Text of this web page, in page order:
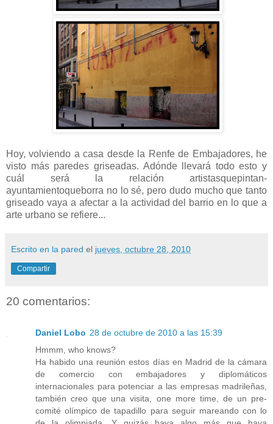
Hoy, volviendo a casa desde la Renfe de Embajadores, he
visto más paredes griseadas. Adónde llevará todo esto y
cuál será la relación artistasquepintan-
ayuntamientoqueborra no lo sé, pero dudo mucho que tanto
griseado vaya a afectar a la actividad del barrio en lo que a
arte urbano se refiere...
Escrito en la pared el jueves, octubre 28, 2010
Compartir
20 comentarios:
Daniel Lobo 28 de octubre de 2010 a las 15:39
Hmmm, who knows?
Ha habido una reunión estos días en Madrid de la cámara
de comercio con embajadores y diplomáticos
internacionales para potenciar a las empresas madrileñas,
también creo que una visita, one more time, de un pre-
comité olímpico de tapadillo para seguir mareando con lo